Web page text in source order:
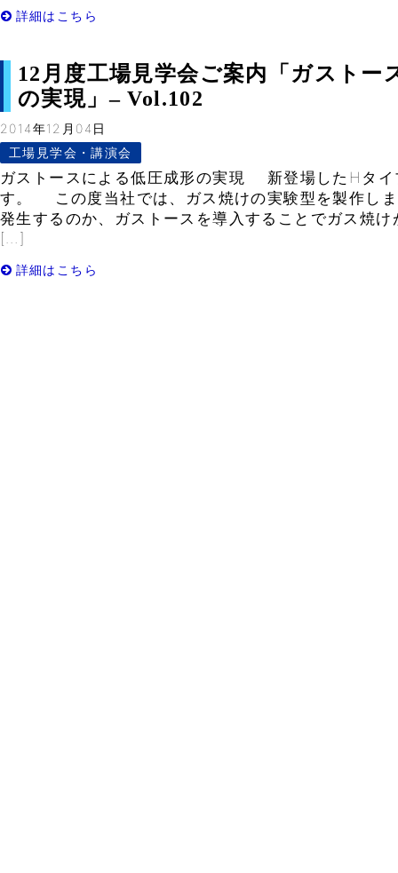
詳細はこちら
12月度工場見学会ご案内「ガストー
の実現」– Vol.102
2014年12月04日
工場見学会・講演会
ガストースによる低圧成形の実現 新登場したHタイ
す。 この度当社では、ガス焼けの実験型を製作し
発生するのか、ガストースを導入することでガス焼
[…]
詳細はこちら